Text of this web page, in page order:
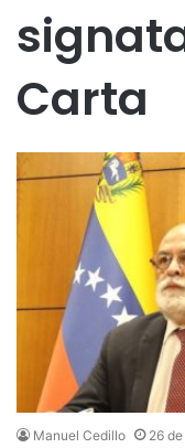
Carta
Manuel Cedillo 26